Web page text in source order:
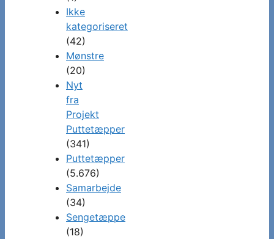
Ikke
kategoriseret
(42)
Mønstre
(20)
Nyt
fra
Projekt
Puttetæpper
(341)
Puttetæpper
(5.676)
Samarbejde
(34)
Sengetæppe
(18)